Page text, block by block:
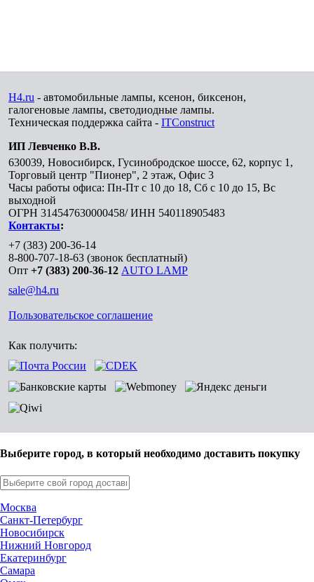
H4.ru - автомобильные лампы, ксенон, биксенон,
галогеновые лампы, светодиодные лампы.
Техническая поддержка сайта - ITConstruct
ИП Левченко В.В.
630039, Новосибирск, Гусинобродское шоссе, 62, корпус 1,
Торговый центр "Пионер", 2 этаж, Офис 3
Часы работы офиса: Пн-Пт с 10 до 18, Сб с 10 до 15, Вс
выходной
ОГРН 314547630000458/ ИНН 540118905483
Контакты:
+7 (383) 200-36-14
8-800-707-18-63 (звонок бесплатный)
Опт +7 (383) 200-36-12 AUTO LAMP
sale@h4.ru
Пользовательское соглашение
Как получить:
Выберите город, в который необходимо доставить покупку
Москва
Санкт-Петербург
Новосибирск
Нижний Новгород
Екатеринбург
Самара